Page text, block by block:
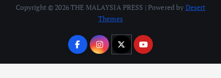
Copyright © 2026 THE MALAYSIA PRESS | Powered by Desert
Themes